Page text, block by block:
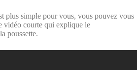
plus simple pour vous, vous pouvez vous
vidéo courte qui explique le
poussette.